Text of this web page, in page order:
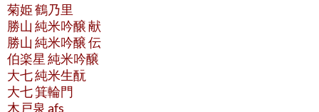
菊姫 鶴乃里
勝山 純米吟醸 献
勝山 純米吟醸 伝
伯楽星 純米吟醸
大七 純米生酛
大七 箕輪門
木戸泉 afs